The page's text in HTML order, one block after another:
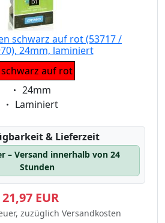
schwarz auf rot (53717 /
24mm, laminiert
schwarz auf rot
Eigenschaft:
24mm
Eigenschaft:
Laminiert
& Lieferzeit
– Versand innerhalb von 24
Stunden
21,97 EUR
zuzüglich Versandkosten